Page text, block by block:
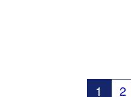
1 2